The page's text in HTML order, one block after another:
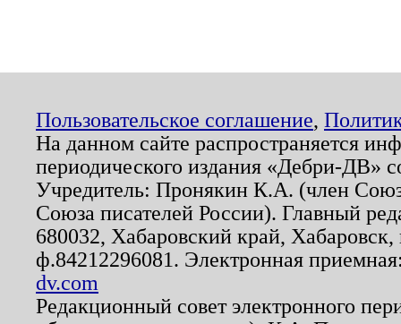
Пользовательское соглашение,
На данном сайте распространяется
периодического издания «Дебри-ДВ»
Учредитель: Пронякин К.А. (член
Союза писателей России). Главный
680032, Хабаровский край,
ф.84212296081. Электронная
dv.com
Редакционный совет электронного